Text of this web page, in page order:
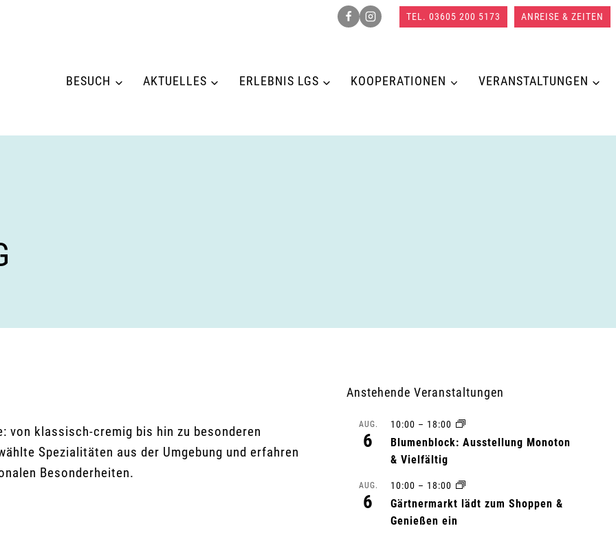
TEL. 03605 200 5173 ANREISE & ZEITEN
BESUCH AKTUELLES ERLEBNIS LGS KOOPERATIONEN VERANSTALTUNGEN
von klassisch-cremig bis hin zu besonderen
Spezialitäten aus der Umgebung und erfahren
Besonderheiten.
Anstehende Veranstaltungen
AUG.
6
10:00 – 18:00
Blumenblock: Ausstellung Monoton
& Vielfältig
AUG.
6
10:00 – 18:00
Gärtnermarkt lädt zum Shoppen &
Genießen ein